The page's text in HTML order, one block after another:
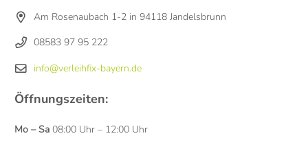
Am Rosenaubach 1-2 in 94118 Jandelsbrunn
08583 97 95 222
info@verleihfix-bayern.de
Öffnungszeiten:
Mo – Sa 08:00 Uhr – 12:00 Uhr